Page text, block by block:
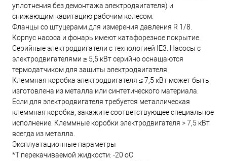
уплотнения без демонтажа электродвигателя) и
снижающим кавитацию рабочим колесом.
Фланцы со штуцерами для измерения давления R 1/8.
Корпус насоса и фонарь имеют катафорезное покрытие.
Серийные электродвигатели с технологией IE3. Насосы с
электродвигателями ≥ 5,5 кВт серийно оснащаются
термодатчиком для защиты электродвигателя.
Клеммная коробка электродвигателя ≤ 7,5 кВт может быть
изготовлена из металла или синтетического материала.
Если для электродвигателя требуется металлическая
клеммная коробка, закажите соответствующее специальное
исполнение. Клеммные коробки электродвигателя > 7,5 кВт
всегда из металла.
Эксплуатационные параметры
*T перекачиваемой жидкости: -20 oC